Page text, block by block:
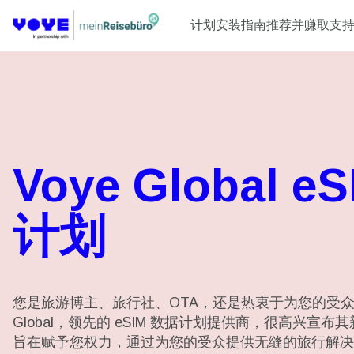
计划 安装指南推荐并赚取支持
Voye Global
计划
您是旅游博主、旅行社、OTA，还是热衷于为您的受
Global，领先的 eSIM 数据计划提供商，很高兴宣布
旨在赋予您权力，通过为您的受众提供无缝的旅行解